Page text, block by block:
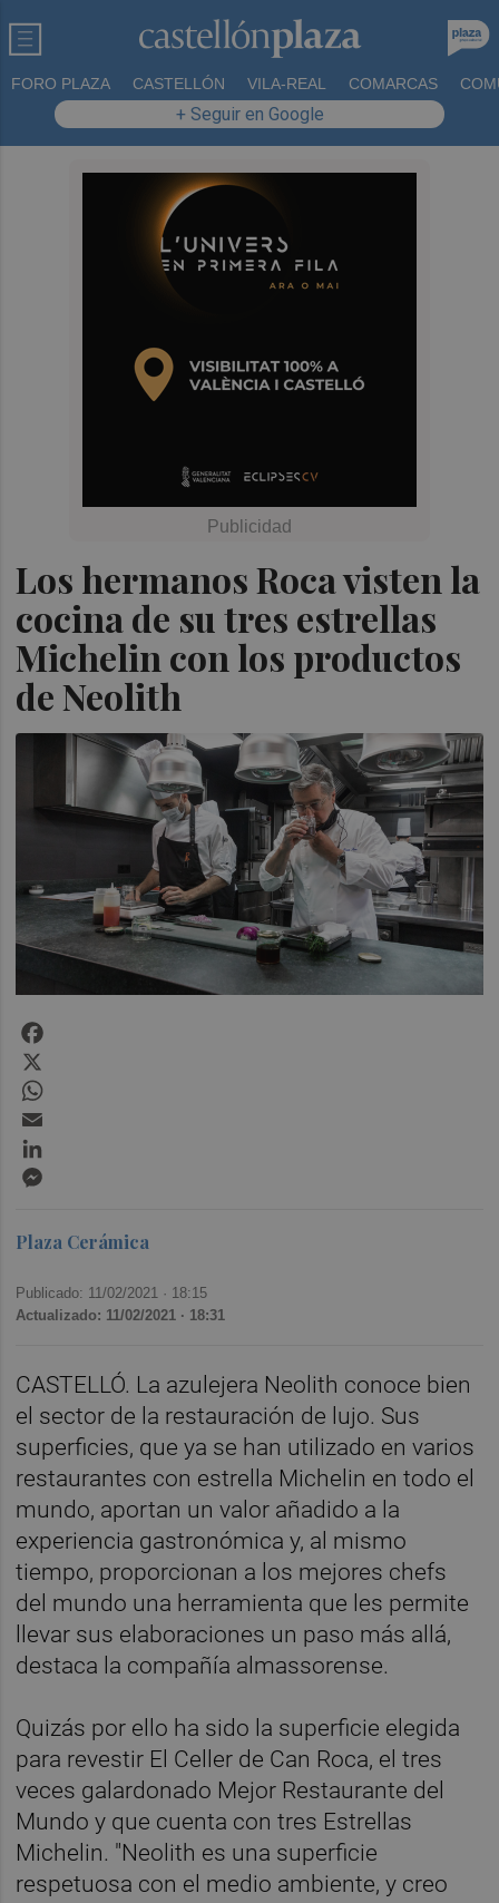
FORO PLAZA CASTELLÓN VILA-REAL COMARCAS
+ Seguir en Google
Los hermanos Roca visten la
cocina de su tres estrellas
Michelin con los productos
de Neolith
Plaza Cerámica
Publicado: 11/02/2021 · 18:15
Actualizado: 11/02/2021 · 18:31
CASTELLÓ. La azulejera Neolith conoce bien
el sector de la restauración de lujo. Sus
superficies, que ya se han utilizado en varios
restaurantes con estrella Michelin en todo el
mundo, aportan un valor añadido a la
experiencia gastronómica y, al mismo
tiempo, proporcionan a los mejores chefs
del mundo una herramienta que les permite
llevar sus elaboraciones un paso más allá,
destaca la compañía almassorense.
Quizás por ello ha sido la superficie elegida
para revestir El Celler de Can Roca, el tres
veces galardonado Mejor Restaurante del
Mundo y que cuenta con tres Estrellas
Michelin. "Neolith es una superficie
respetuosa con el medio ambiente, y creo